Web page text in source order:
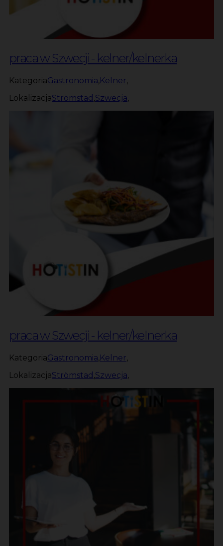
praca w Szwecji - kelner/kelnerka
KategoriaGastronomia,Kelner,
LokalizacjaStrömstad ,Szwecja,
praca w Szwecji - kelner/kelnerka
KategoriaGastronomia,Kelner,
LokalizacjaStrömstad ,Szwecja,